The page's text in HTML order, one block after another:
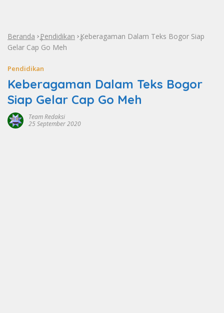
Beranda »Pendidikan »Keberagaman Dalam Teks Bogor Siap
Gelar Cap Go Meh
Pendidikan
Keberagaman Dalam Teks Bogor
Siap Gelar Cap Go Meh
Team Redaksi
25 September 2020